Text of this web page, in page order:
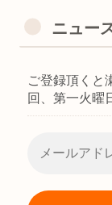
ニュー
ご登録頂くと
回、第一火曜